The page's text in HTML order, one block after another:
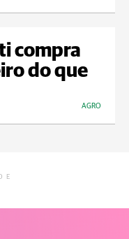
compra
do que
AGRO